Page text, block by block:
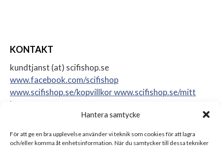
Hantera samtycke
För att ge en bra upplevelse använder vi teknik som cookies för att lagra
och/eller komma åt enhetsinformation. När du samtycker till dessa tekniker
KONTAKT
kundtjanst (at) scifishop.se
www.facebook.com/scifishop
www.scifishop.se/kopvillkorwww.scifishop.se/mitt
konto
Sweden